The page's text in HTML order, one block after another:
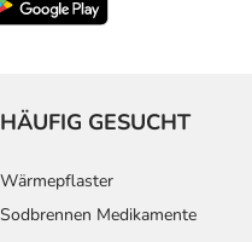
HÄUFIG GESUCHT
Wärmepflaster
Sodbrennen Medikamente